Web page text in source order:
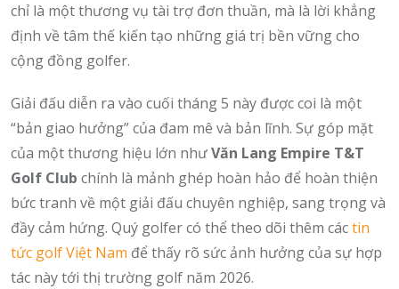
chỉ là một thương vụ tài trợ đơn thuần, mà là lời khẳng
định về tâm thế kiến tạo những giá trị bền vững cho
cộng đồng golfer.
Giải đấu diễn ra vào cuối tháng 5 này được coi là một
“bản giao hưởng” của đam mê và bản lĩnh. Sự góp mặt
của một thương hiệu lớn nhưVăn Lang Empire T&T
Golf Club chính là mảnh ghép hoàn hảo để hoàn thiện
bức tranh về một giải đấu chuyên nghiệp, sang trọng và
đầy cảm hứng. Quý golfer có thể theo dõi thêm cáctin
tức golf Việt Nam để thấy rõ sức ảnh hưởng của sự hợp
tác này tới thị trường golf năm 2026.